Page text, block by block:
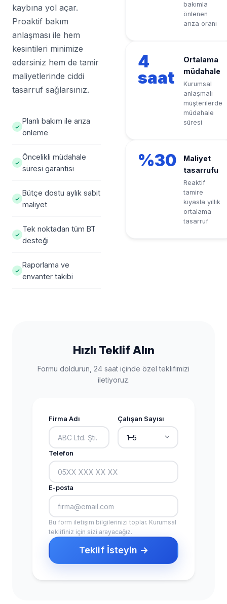
kaybına yol açar.
Proaktif bakım
anlaşması ile hem
kesintileri minimize
edersiniz hem de tamir
maliyetlerinde ciddi
tasarruf sağlarsınız.
Planlı bakım ile arıza
önleme
Öncelikli müdahale
süresi garantisi
Bütçe dostu aylık sabit
maliyet
Tek noktadan tüm BT
desteği
Raporlama ve
envanter takibi
bakımla
önlenen
arıza oranı
4
saat
Ortalama
müdahale
Kurumsal
anlaşmalı
müşterilerde
müdahale
süresi
%30
Maliyet
tasarrufu
Reaktif
tamire
kıyasla yıllık
ortalama
tasarruf
Hızlı Teklif Alın
Formu doldurun, 24 saat içinde özel teklifimizi
iletiyoruz.
Firma Adı Çalışan Sayısı
Telefon
E-posta
Bu form iletişim bilgilerinizi toplar. Kurumsal
teklifiniz için sizi arayacağız.
Teklif İsteyin →